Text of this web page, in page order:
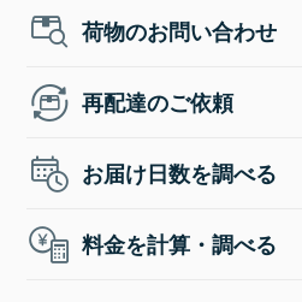
荷物のお問い合わせ
再配達のご依頼
お届け日数を調べる
料金を計算・調べる